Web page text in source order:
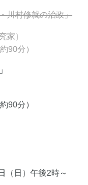
川村修就の治政」
家）
90分）
90分）
（日）午後2時～